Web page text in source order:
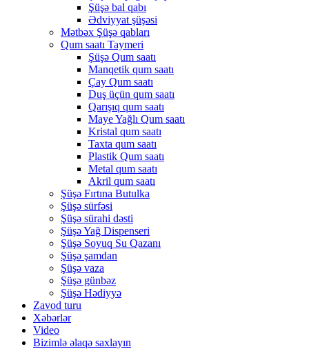
Şüşə bal qabı
Ədviyyat şüşəsi
Mətbəx Şüşə qabları
Qum saatı Taymeri
Şüşə Qum saatı
Manqetik qum saatı
Çay Qum saatı
Duş üçün qum saatı
Qarışıq qum saatı
Maye Yağlı Qum saatı
Kristal qum saatı
Taxta qum saatı
Plastik Qum saatı
Metal qum saatı
Akril qum saatı
Şüşə Fırtına Butulka
Şüşə sürfəsi
Şüşə sürahi dəsti
Şüşə Yağ Dispenseri
Şüşə Soyuq Su Qazanı
Şüşə şamdan
Şüşə vaza
Şüşə günbəz
Şüşə Hədiyyə
Zavod turu
Xəbərlər
Video
Bizimlə əlaqə saxlayın